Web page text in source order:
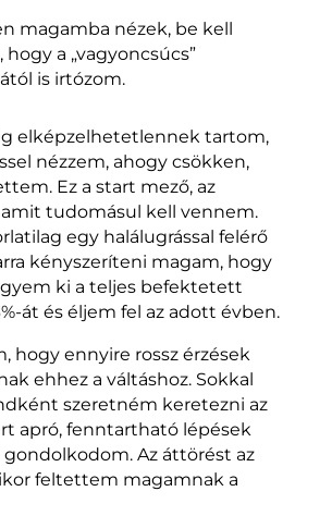
magamba nézek, be kell
hogy a „vagyoncsúcs”
is irtózom.
elképzelhetetlennek tartom,
nézzem, ahogy csökken,
Ez a start mező, az
amit tudomásul kell vennem.
egy halálugrással felérő
kényszeríteni magam, hogy
ki a teljes befektetett
át és éljem fel az adott évben.
hogy ennyire rossz érzések
ehhez a váltáshoz. Sokkal
szeretném keretezni az
apró, fenntartható lépések
gondolkodom. Az áttörést az
feltettem magamnak a